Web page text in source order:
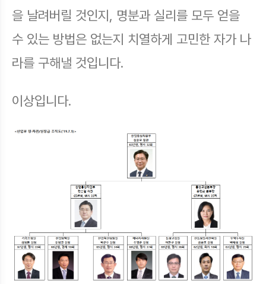
을 날려버릴 것인지, 명분과 실리를 모두 얻을
수 있는 방법은 없는지 치열하게 고민한 자가 나
라를 구해낼 것입니다.
이상입니다.